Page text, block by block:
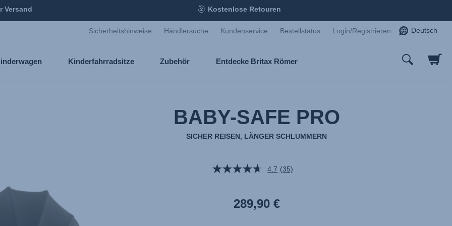
Versand Kostenlose Retouren
Sicherheitshinweise Händlersuche Kundenservice Bestellstatus Login/Registrieren Deutsch
Kinderfahrradsitze Zubehör Entdecke Britax Römer
BABY-SAFE PRO
SICHER REISEN, LÄNGER SCHLUMMERN
4.7 35
auf
(35)
289,90 €